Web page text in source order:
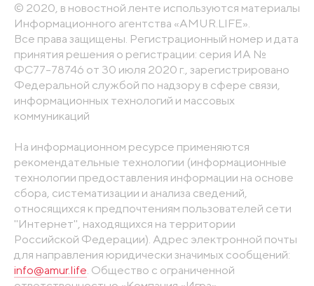
© 2020, в новостной ленте используются материалы
Информационного агентства «AMUR.LIFE».
Все права защищены. Регистрационный номер и дата
принятия решения о регистрации: серия ИА №
ФС77-78746 от 30 июля 2020 г., зарегистрировано
Федеральной службой по надзору в сфере связи,
информационных технологий и массовых
коммуникаций
На информационном ресурсе применяются
рекомендательные технологии (информационные
технологии предоставления информации на основе
сбора, систематизации и анализа сведений,
относящихся к предпочтениям пользователей сети
"Интернет", находящихся на территории
Российской Федерации). Адрес электронной почты
для направления юридически значимых сообщений:
info@amur.life. Общество с ограниченной